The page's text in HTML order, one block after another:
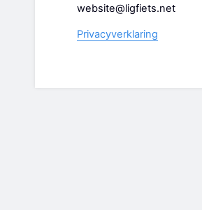
website@ligfiets.net
Privacyverklaring